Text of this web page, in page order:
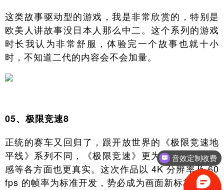
这类故事驱动型的游戏，我是非常欣赏的，特别是
欧美人讲故事没日本人那么中二。这个系列的游戏
时长我认为非常舒服，体验完一个故事也就十小
时，不知道二代的内容会不会加量。
05、极限竞速8
正统的赛车又回归了，跟开放世界的《极限竞速地
平线》系列不同，《极限竞速》更为正统，操作手
感等各方面也更真实。这次作品以 4K 分辨率及 60
fps 的帧率为标准开发，势必成为画面新标杆
音效定制收费